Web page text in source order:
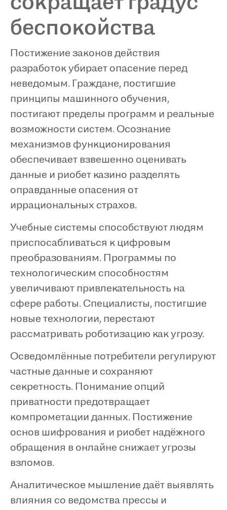
беспокойства
Постижение законов действия
разработок убирает опасение перед
неведомым. Граждане, постигшие
принципы машинного обучения,
постигают пределы программ и реальные
возможности систем. Осознание
механизмов функционирования
обеспечивает взвешенно оценивать
данные и риобет казино разделять
оправданные опасения от
иррациональных страхов.
Учебные системы способствуют людям
приспосабливаться к цифровым
преобразованиям. Программы по
технологическим способностям
увеличивают привлекательность на
сфере работы. Специалисты, постигшие
новые технологии, перестают
рассматривать роботизацию как угрозу.
Осведомлённые потребители регулируют
частные данные и сохраняют
секретность. Понимание опций
приватности предотвращает
компрометации данных. Постижение
основ шифрования и риобет надёжного
обращения в онлайне снижает угрозы
взломов.
Аналитическое мышление даёт выявлять
влияния со ведомства прессы и